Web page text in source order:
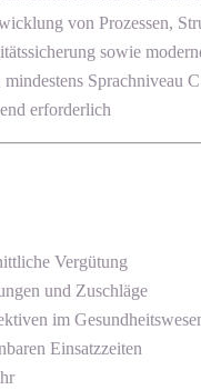
von Prozessen,
sowie
Sprachniveau
erforderlich
Vergütung
und Zuschläge
im
Einsatzzeiten